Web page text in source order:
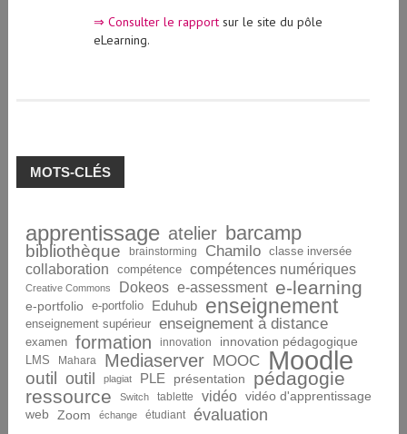
⇒ Consulter le rapport sur le site du pôle
eLearning.
MOTS-CLÉS
apprentissage atelier barcamp
bibliothèque brainstorming Chamilo classe inversée
collaboration compétence compétences numériques
Creative Commons Dokeos e-assessment e-learning
e-portfolio e-portfolio Eduhub enseignement
enseignement supérieur enseignement à distance
examen formation innovation innovation pédagogique
LMS Mahara Mediaserver MOOC Moodle
outil outil plagiat PLE présentation
pédagogie
ressource
Switch tablette vidéo
vidéo d'apprentissage
web
Zoom échange étudiant évaluation